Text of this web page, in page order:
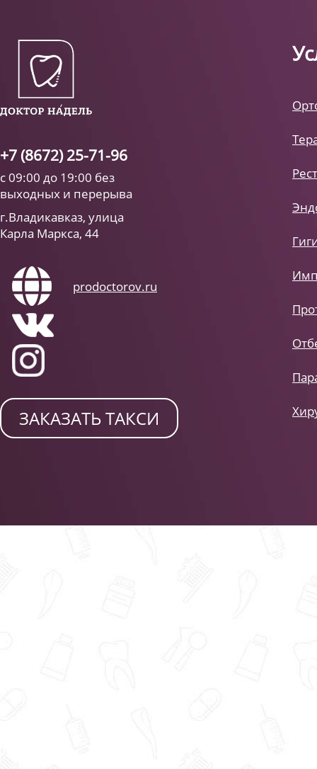
+7 (8672) 25-71-96
с 09:00 до 19:00 без
выходных и перерыва
г.Владикавказ, улица
Карла Маркса, 44
prodoctorov.ru
ЗАКАЗАТЬ ТАКСИ